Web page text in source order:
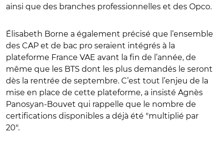
ainsi que des branches professionnelles et des Opco.
Élisabeth Borne a également précisé que l’ensemble
des CAP et de bac pro seraient intégrés à la
plateforme France VAE avant la fin de l’année, de
même que les BTS dont les plus demandés le seront
dès la rentrée de septembre. C’est tout l’enjeu de la
mise en place de cette plateforme, a insisté Agnès
Panosyan-Bouvet qui rappelle que le nombre de
certifications disponibles a déjà été "multiplié par
20".